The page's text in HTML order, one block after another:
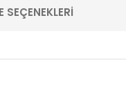
SEÇENEKLERI